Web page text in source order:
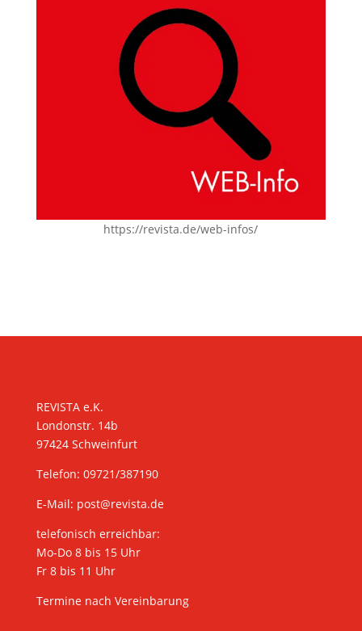
https://revista.de/web-infos/
REVISTA e.K.
Londonstr. 14b
97424 Schweinfurt
Telefon: 09721/387190
E-Mail: post@revista.de
telefonisch erreichbar:
Mo-Do 8 bis 15 Uhr
Fr 8 bis 11 Uhr
Termine nach Vereinbarung